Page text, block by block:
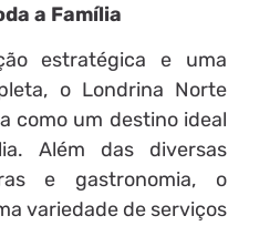
a Família
estratégica e uma
o Londrina Norte
como um destino ideal
Além das diversas
e gastronomia, o
variedade de serviços